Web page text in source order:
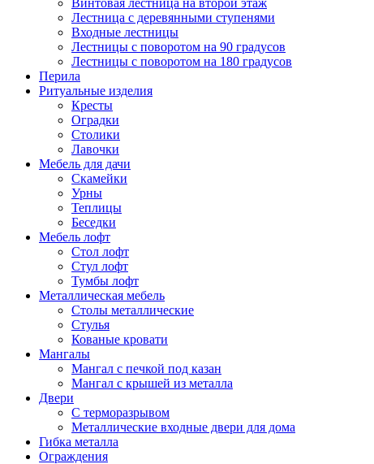
Лестница с деревянными ступенями
Входные лестницы
Лестницы с поворотом на 90 градусов
Лестницы с поворотом на 180 градусов
Перила
Ритуальные изделия
Кресты
Оградки
Столики
Лавочки
Мебель для дачи
Скамейки
Урны
Теплицы
Беседки
Мебель лофт
Стол лофт
Стул лофт
Тумбы лофт
Металлическая мебель
Столы металлические
Стулья
Кованые кровати
Мангалы
Мангал с печкой под казан
Мангал с крышей из металла
Двери
C терморазрывом
Металлические входные двери для дома
Гибка металла
Ограждения